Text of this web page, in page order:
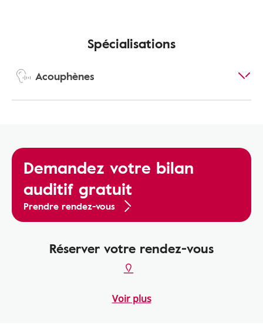
Spécialisations
Acouphènes
Demandez votre bilan
auditif gratuit
Prendre rendez-vous
Réserver votre rendez-vous
Voir plus